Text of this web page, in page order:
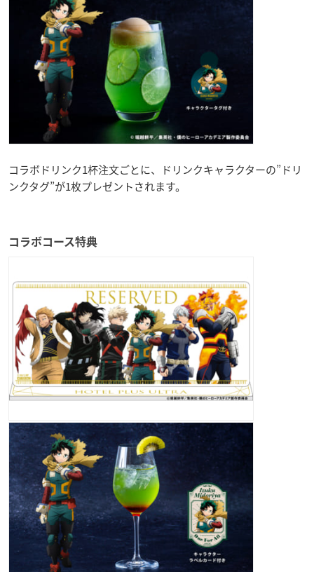
コラボドリンク1杯注文ごとに、ドリンクキャラクターの”ドリ
ンクタグ”が1枚プレゼントされます。
コラボコース特典